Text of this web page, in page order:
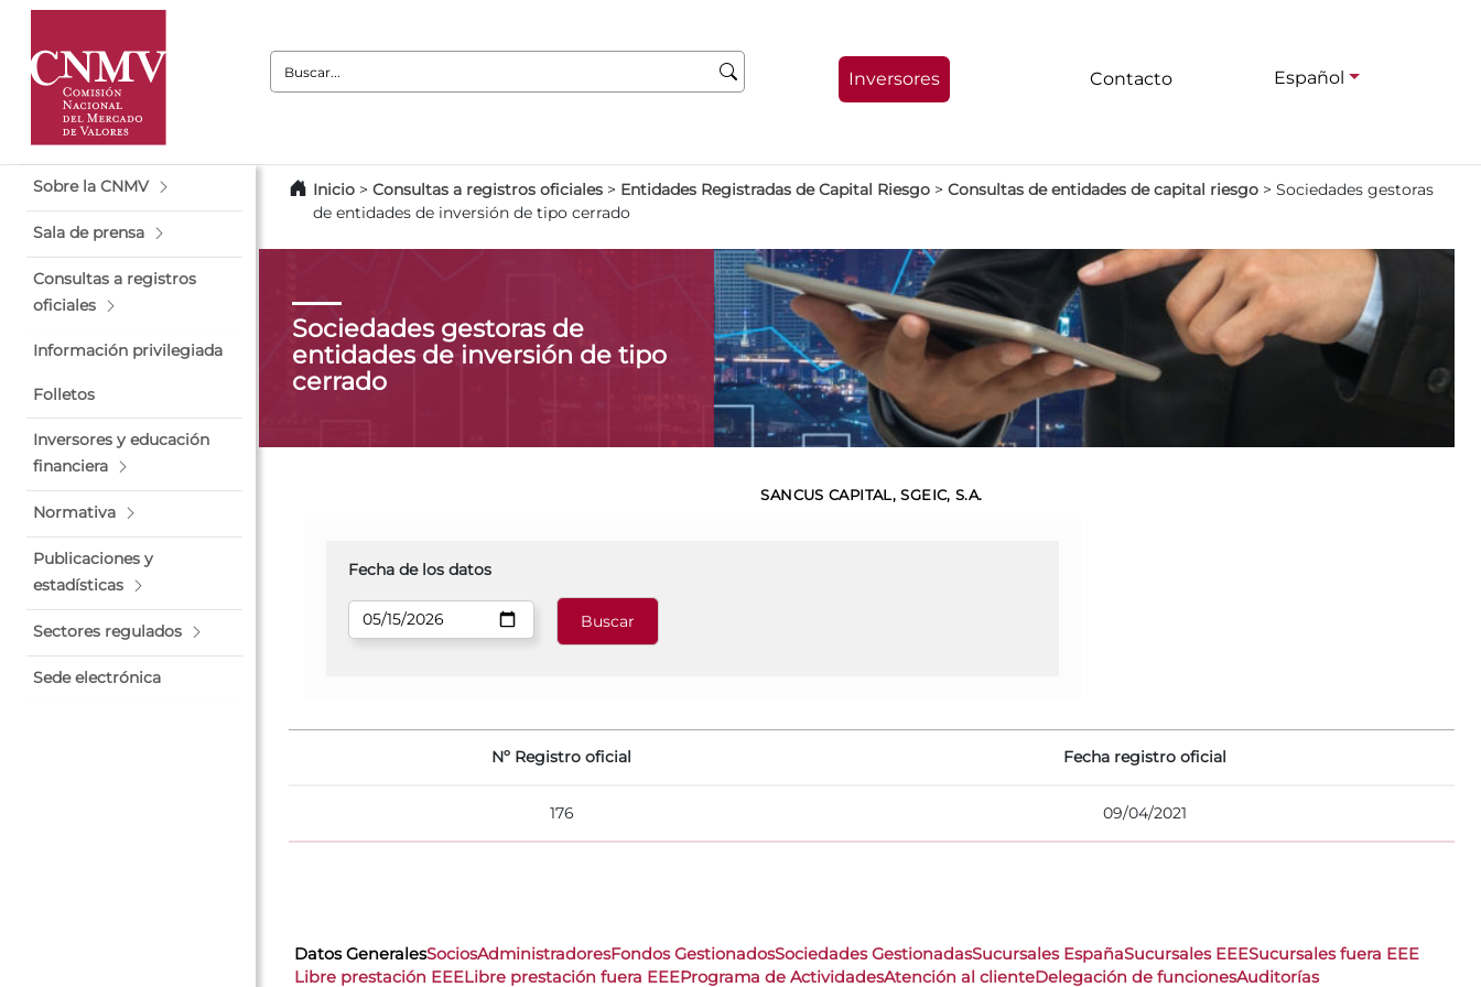
Buscar:
Inversores Contacto Español
Sobre la CNMV
Sala de prensa
Consultas a registros
oficiales
Información privilegiada
Folletos
Inversores y educación
financiera
Normativa
Publicaciones y
estadísticas
Sectores regulados
Sede electrónica
Inicio > Consultas a registros oficiales > Entidades Registradas de Capital Riesgo > Consultas de entidades de capital riesgo > Sociedades gestoras
de entidades de inversión de tipo cerrado
Sociedades gestoras de
entidades de inversión de tipo
cerrado
SANCUS CAPITAL, SGEIC, S.A.
Fecha de los datos
Nº Registro oficial Fecha registro oficial
176 09/04/2021
Datos GeneralesSociosAdministradoresFondos GestionadosSociedades GestionadasSucursales EspañaSucursales EEESucursales fuera EEE
Libre prestación EEELibre prestación fuera EEEPrograma de ActividadesAtención al clienteDelegación de funcionesAuditorías